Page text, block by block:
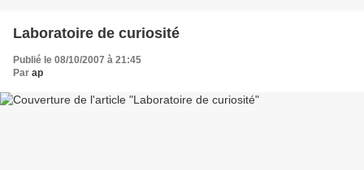
Laboratoire de curiosité
Publié le 08/10/2007 à 21:45
Par ap